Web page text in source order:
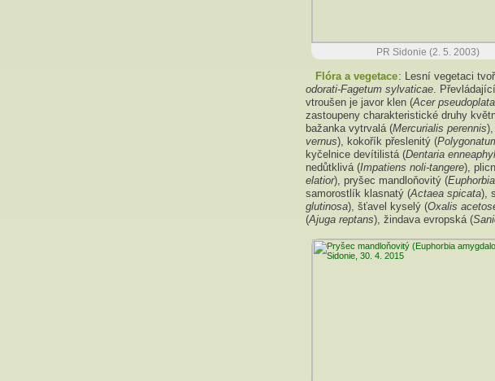
PR Sidonie (2. 5. 2003)
Flóra a vegetace: Lesní vegetaci
odorati-Fagetum sylvaticae.
vtroušen je javor klen (Acer
zastoupeny charakteristické druhy
bažanka vytrvalá (Mercurialis perennis
vernus), kokořík přeslenitý (
kyčelnice devítilistá (Dentaria
nedůtklivá (Impatiens noli-tangere),
elatior), pryšec mandloňovitý (
samorostlík klasnatý (Actaea spicata),
glutinosa), šťavel kyselý (Oxalis
(Ajuga reptans), žindava evropská (